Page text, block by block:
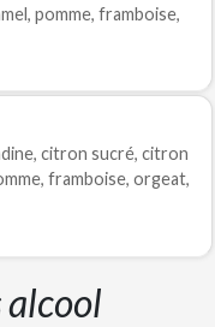
pomme, framboise,
citron sucré, citron
framboise, orgeat,
alcool